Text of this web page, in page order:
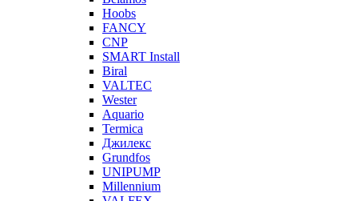
Hoobs
FANCY
CNP
SMART Install
Biral
VALTEC
Wester
Aquario
Termica
Джилекс
Grundfos
UNIPUMP
Millennium